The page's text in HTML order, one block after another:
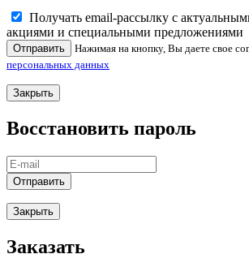
Получать email-рассылку с
акциями и специальными предложениями
Отправить Нажимая на кнопку, Вы даете свое
персональных данных
Закрыть
Восстановить пароль
Отправить
Закрыть
Заказать